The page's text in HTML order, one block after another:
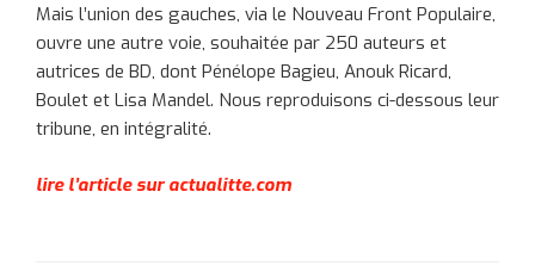
Mais l’union des gauches, via le Nouveau Front Populaire,
ouvre une autre voie, souhaitée par 250 auteurs et
autrices de BD, dont Pénélope Bagieu, Anouk Ricard,
Boulet et Lisa Mandel. Nous reproduisons ci-dessous leur
tribune, en intégralité.
lire l’article sur actualitte.com